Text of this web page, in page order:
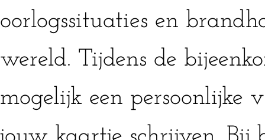
oorlogssituaties en
wereld. Tijdens de
mogelijk een persoonlijke